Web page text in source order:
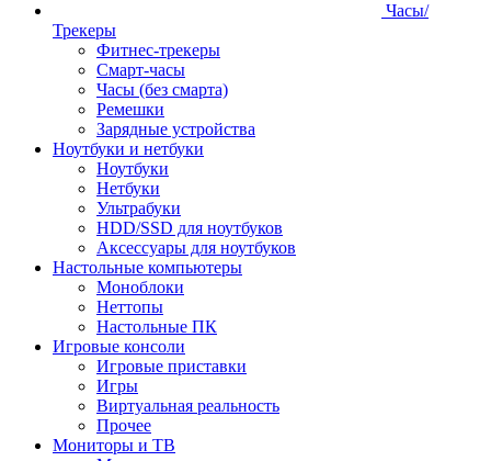
Часы/
Трекеры
Фитнес-трекеры
Смарт-часы
Часы (без смарта)
Ремешки
Зарядные устройства
Ноутбуки и нетбуки
Ноутбуки
Нетбуки
Ультрабуки
HDD/SSD для ноутбуков
Аксессуары для ноутбуков
Настольные компьютеры
Моноблоки
Неттопы
Настольные ПК
Игровые консоли
Игровые приставки
Игры
Виртуальная реальность
Прочее
Мониторы и ТВ